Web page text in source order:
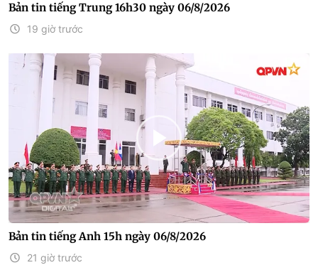
Bản tin tiếng Trung 16h30 ngày 06/8/2026
19 giờ trước
Bản tin tiếng Anh 15h ngày 06/8/2026
21 giờ trước